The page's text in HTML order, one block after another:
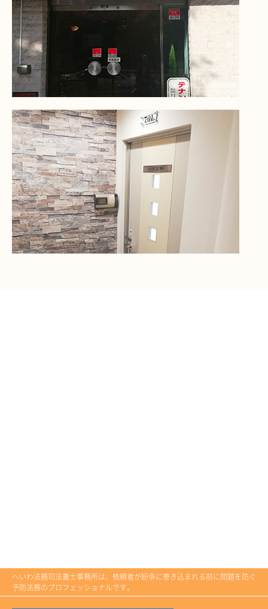
へいわ法務司法書士事務所は、依頼者が紛争に巻き込まれる前に問題を防ぐ
予防法務のプロフェッショナルです。